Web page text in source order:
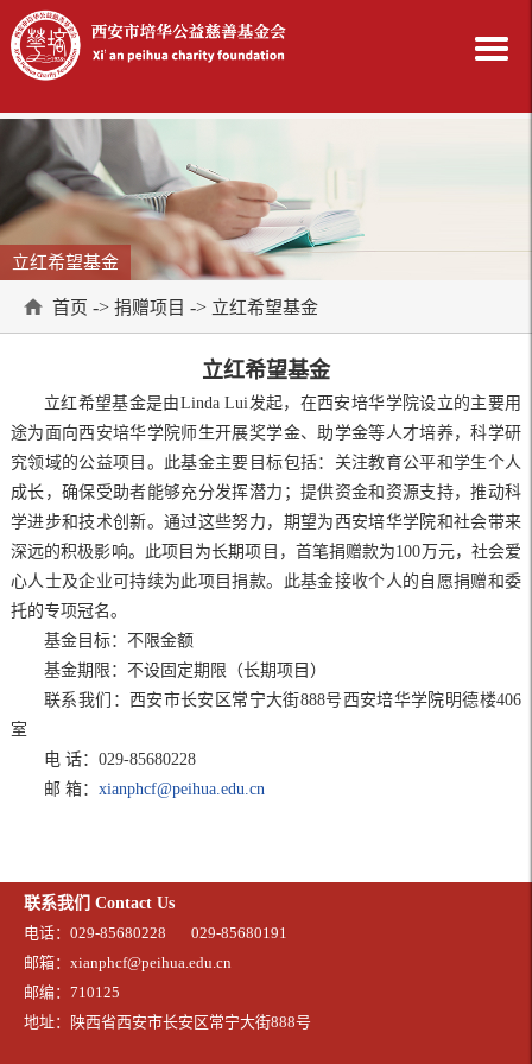
立红希望基金
首页 -> 捐赠项目 -> 立红希望基金
立红希望基金
立红希望基金是由Linda Lui发起，在西安培华学院设立的主要用
途为面向西安培华学院师生开展奖学金、助学金等人才培养，科学研
究领域的公益项目。此基金主要目标包括：关注教育公平和学生个人
成长，确保受助者能够充分发挥潜力；提供资金和资源支持，推动科
学进步和技术创新。通过这些努力，期望为西安培华学院和社会带来
深远的积极影响。此项目为长期项目，首笔捐赠款为100万元，社会爱
心人士及企业可持续为此项目捐款。此基金接收个人的自愿捐赠和委
托的专项冠名。
基金目标：不限金额
基金期限：不设固定期限（长期项目）
联系我们：西安市长安区常宁大街888号西安培华学院明德楼406
室
电 话：029-85680228
邮 箱： xianphcf@peihua.edu.cn
联系我们 Contact Us
电话：029-85680228
029-85680191
邮箱：xianphcf@peihua.edu.cn
邮编：710125
地址：陕西省西安市长安区常宁大街888号